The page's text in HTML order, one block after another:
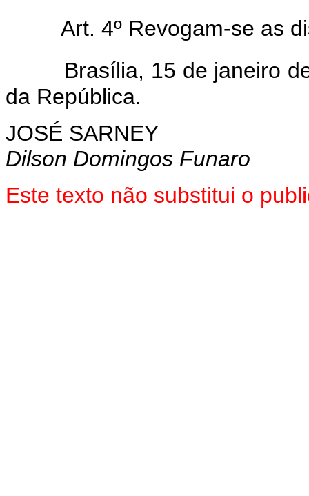
Art. 4º Revogam-se as
Brasília, 15 de janeiro
da República.
JOSÉ SARNEY
Dilson Domingos Funaro
Este texto não substitui o